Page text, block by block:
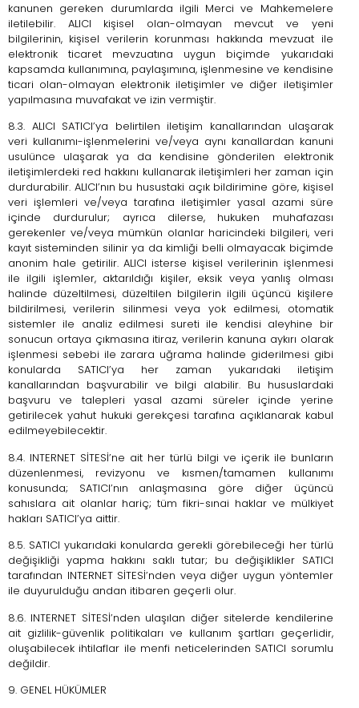
kanunen gereken durumlarda ilgili Merci ve Mahkemelere
iletilebilir. ALICI kişisel olan-olmayan mevcut ve yeni
bilgilerinin, kişisel verilerin korunması hakkında mevzuat ile
elektronik ticaret mevzuatına uygun biçimde yukarıdaki
kapsamda kullanımına, paylaşımına, işlenmesine ve kendisine
ticari olan-olmayan elektronik iletişimler ve diğer iletişimler
yapılmasına muvafakat ve izin vermiştir.
8.3. ALICI SATICI’ya belirtilen iletişim kanallarından ulaşarak
veri kullanımı-işlenmelerini ve/veya aynı kanallardan kanuni
usulünce ulaşarak ya da kendisine gönderilen elektronik
iletişimlerdeki red hakkını kullanarak iletişimleri her zaman için
durdurabilir. ALICI’nın bu husustaki açık bildirimine göre, kişisel
veri işlemleri ve/veya tarafına iletişimler yasal azami süre
içinde durdurulur; ayrıca dilerse, hukuken muhafazası
gerekenler ve/veya mümkün olanlar haricindeki bilgileri, veri
kayıt sisteminden silinir ya da kimliği belli olmayacak biçimde
anonim hale getirilir. ALICI isterse kişisel verilerinin işlenmesi
ile ilgili işlemler, aktarıldığı kişiler, eksik veya yanlış olması
halinde düzeltilmesi, düzeltilen bilgilerin ilgili üçüncü kişilere
bildirilmesi, verilerin silinmesi veya yok edilmesi, otomatik
sistemler ile analiz edilmesi sureti ile kendisi aleyhine bir
sonucun ortaya çıkmasına itiraz, verilerin kanuna aykırı olarak
işlenmesi sebebi ile zarara uğrama halinde giderilmesi gibi
konularda SATICI’ya her zaman yukarıdaki iletişim
kanallarından başvurabilir ve bilgi alabilir. Bu hususlardaki
başvuru ve talepleri yasal azami süreler içinde yerine
getirilecek yahut hukuki gerekçesi tarafına açıklanarak kabul
edilmeyebilecektir.
8.4. INTERNET SİTESİ’ne ait her türlü bilgi ve içerik ile bunların
düzenlenmesi, revizyonu ve kısmen/tamamen kullanımı
konusunda; SATICI’nın anlaşmasına göre diğer üçüncü
sahıslara ait olanlar hariç; tüm fikri-sınai haklar ve mülkiyet
hakları SATICI’ya aittir.
8.5. SATICI yukarıdaki konularda gerekli görebileceği her türlü
değişikliği yapma hakkını saklı tutar; bu değişiklikler SATICI
tarafından INTERNET SİTESİ’nden veya diğer uygun yöntemler
ile duyurulduğu andan itibaren geçerli olur.
8.6. INTERNET SİTESİ’nden ulaşılan diğer sitelerde kendilerine
ait gizlilik-güvenlik politikaları ve kullanım şartları geçerlidir,
oluşabilecek ihtilaflar ile menfi neticelerinden SATICI sorumlu
değildir.
9. GENEL HÜKÜMLER